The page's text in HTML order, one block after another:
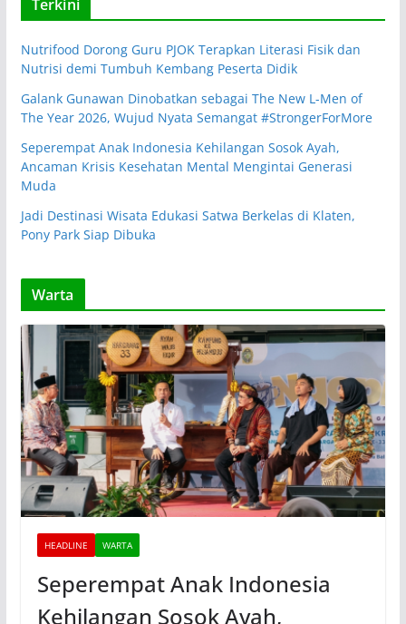
Terkini
Nutrifood Dorong Guru PJOK Terapkan Literasi Fisik dan
Nutrisi demi Tumbuh Kembang Peserta Didik
Galank Gunawan Dinobatkan sebagai The New L-Men of
The Year 2026, Wujud Nyata Semangat #StrongerForMore
Seperempat Anak Indonesia Kehilangan Sosok Ayah,
Ancaman Krisis Kesehatan Mental Mengintai Generasi
Muda
Jadi Destinasi Wisata Edukasi Satwa Berkelas di Klaten,
Pony Park Siap Dibuka
Warta
HEADLINE WARTA
Seperempat Anak Indonesia
Kehilangan Sosok Ayah,